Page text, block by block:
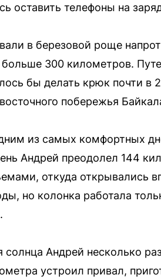
оставить телефоны на
в березовой роще
больше 300 километров.
бы делать крюк почти
побережья
из самых комфортных
Андрей преодолел 144
откуда открывались
но колонка работала
солнца Андрей несколько
устроил привал,